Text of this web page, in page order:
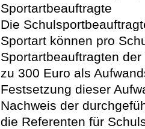
Sportartbeauftragte
Die
Sportart können pro
Sportartbeauftragten
zu 300 Euro als
Festsetzung dieser
Nachweis der
die Referenten für